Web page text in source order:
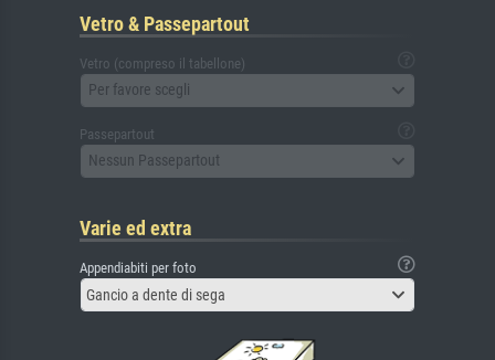
Vetro & Passepartout
Vetro (compreso il tabellone)
Per favore scegli
Passepartout
Nessun Passepartout
Varie ed extra
Appendiabiti per foto
Gancio a dente di sega